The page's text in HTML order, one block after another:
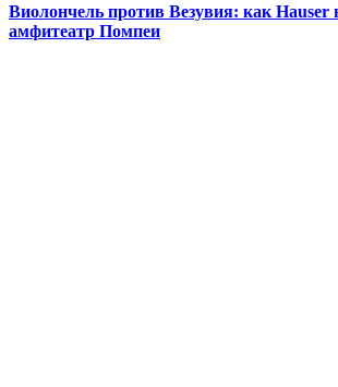
Виолончель против Везувия: как Hauser
амфитеатр Помпеи